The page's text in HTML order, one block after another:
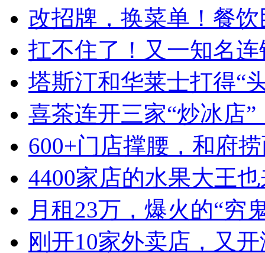
改招牌，换菜单！餐
扛不住了！又一知名
塔斯汀和华莱士打得“
喜茶连开三家“炒冰店
600+门店撑腰，和府
4400家店的水果大王
月租23万，爆火的“穷
刚开10家外卖店，又